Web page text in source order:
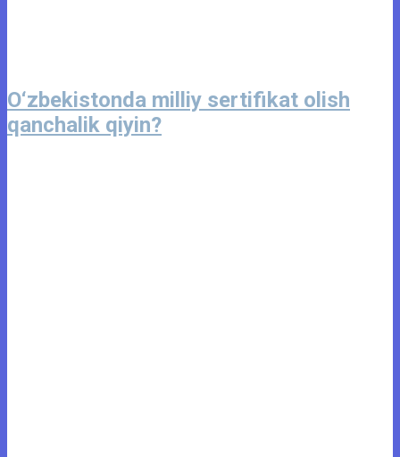
O‘zbekistonda milliy sertifikat olish
qanchalik qiyin?